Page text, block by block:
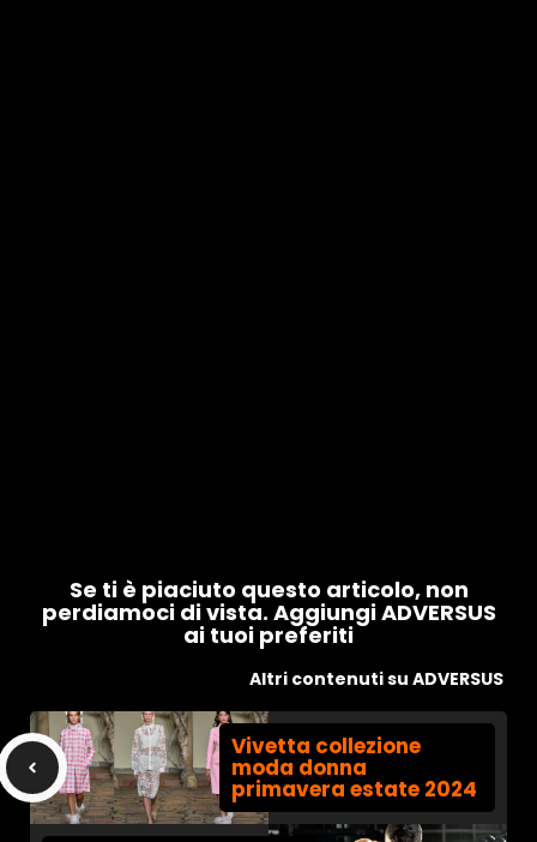
Se ti è piaciuto questo articolo, non
perdiamoci di vista. Aggiungi ADVERSUS
ai tuoi preferiti
Altri contenuti su ADVERSUS
Vivetta collezione
moda donna
primavera estate 2024